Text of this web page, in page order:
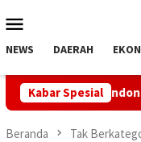
ke
Mobile
NEWS DAERAH
Kabar SpesialWabup
Beranda Tak